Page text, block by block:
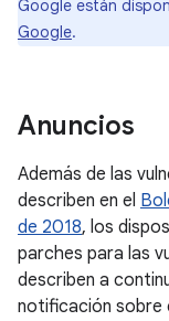
Google están
Google.
Anuncios
Además de las
describen en el
de 2018, los
parches para las
describen a
notificación sobre